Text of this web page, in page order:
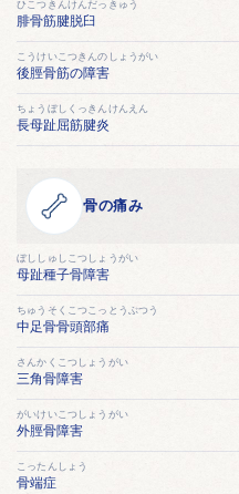
ひこつきんけんだっきゅう
腓骨筋腱脱臼
こうけいこつきんのしょうがい
後脛骨筋の障害
ちょうぼしくっきんけんえん
長母趾屈筋腱炎
骨の痛み
ぼししゅしこつしょうがい
母趾種子骨障害
ちゅうそくこつこっとうぶつう
中足骨骨頭部痛
さんかくこつしょうがい
三角骨障害
がいけいこつしょうがい
外脛骨障害
こったんしょう
骨端症